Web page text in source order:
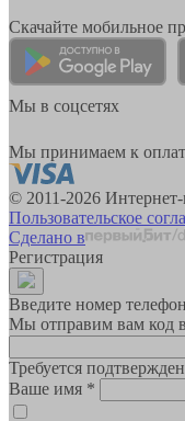
Скачайте мобильное
Мы в соцсетях
Мы принимаем к
© 2011-2026
Пользовательское
Сделано в
Регистрация
Введите номер
Мы отправим вам код
Требуется
Ваше имя *